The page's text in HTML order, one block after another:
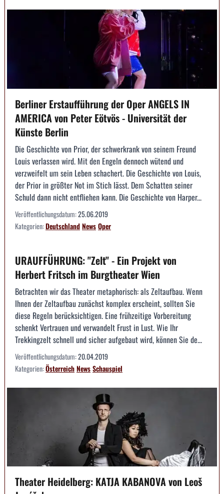
Berliner Erstaufführung der Oper ANGELS IN
AMERICA von Peter Eötvös - Universität der
Künste Berlin
Die Geschichte von Prior, der schwerkrank von seinem Freund
Louis verlassen wird. Mit den Engeln dennoch wütend und
verzweifelt um sein Leben schachert. Die Geschichte von Louis,
der Prior in größter Not im Stich lässt. Dem Schatten seiner
Schuld dann nicht entfliehen kann. Die Geschichte von Harper...
Veröffentlichungsdatum:25.06.2019
Kategorien:DeutschlandNewsOper
URAUFFÜHRUNG: "Zelt" - Ein Projekt von
Herbert Fritsch im Burgtheater Wien
Betrachten wir das Theater metaphorisch: als Zeltaufbau. Wenn
Ihnen der Zeltaufbau zunächst komplex erscheint, sollten Sie
diese Regeln berücksichtigen. Eine frühzeitige Vorbereitung
schenkt Vertrauen und verwandelt Frust in Lust. Wie Ihr
Trekkingzelt schnell und sicher aufgebaut wird, können Sie de...
Veröffentlichungsdatum:20.04.2019
Kategorien:ÖsterreichNewsSchauspiel
Theater Heidelberg: KATJA KABANOVA von Leoš